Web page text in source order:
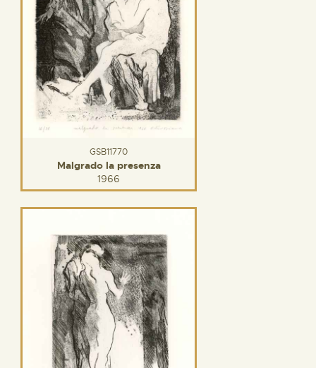
GSB11770
Malgrado la presenza
1966